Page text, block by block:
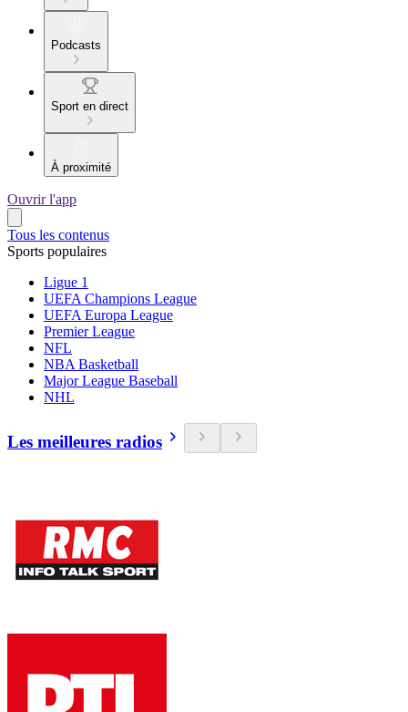
Podcasts
Sport en direct
À proximité
Ouvrir l'app
Tous les contenus
Sports populaires
Ligue 1
UEFA Champions League
UEFA Europa League
Premier League
NFL
NBA Basketball
Major League Baseball
NHL
Les meilleures radios